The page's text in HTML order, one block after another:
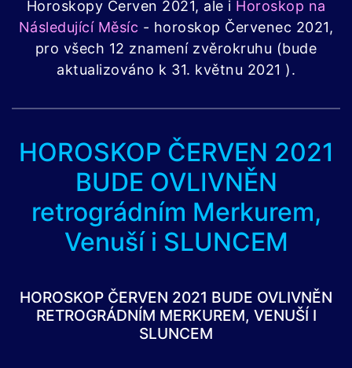
Horoskopy Červen 2021, ale i Horoskop na
Následující Měsíc - horoskop Červenec 2021,
pro všech 12 znamení zvěrokruhu (bude
aktualizováno k 31. květnu 2021 ).
HOROSKOP ČERVEN 2021
BUDE OVLIVNĚN
retrográdním Merkurem,
Venuší i SLUNCEM
HOROSKOP ČERVEN 2021 BUDE OVLIVNĚN
RETROGRÁDNÍM MERKUREM, VENUŠÍ I
SLUNCEM